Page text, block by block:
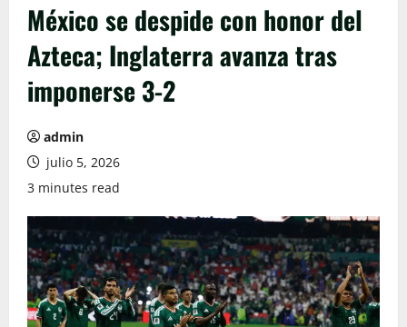
México se despide con honor del
Azteca; Inglaterra avanza tras
imponerse 3-2
admin
julio 5, 2026
3 minutes read